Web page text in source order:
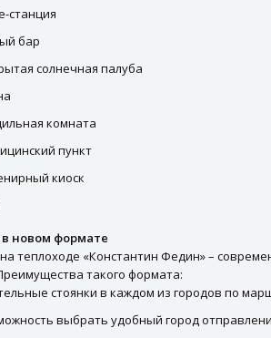
станция
бар
солнечная палуба
комната
пункт
киоск
новом формате
теплоходе «Константин Федин» –
такого формата:
стоянки в каждом из городов по
выбрать удобный город